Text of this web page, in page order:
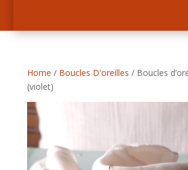
Home / Boucles D'oreilles / Boucles
(violet)